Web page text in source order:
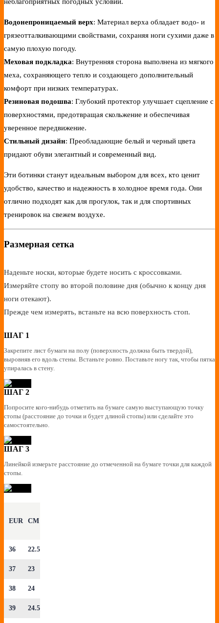
Водонепроницаемый верх: Материал верха обладает водо- и
грязеотталкивающими свойствами, сохраняя ноги сухими даже в
самую плохую погоду.
Меховая подкладка: Внутренняя сторона выполнена из мягкого
меха, сохраняющего тепло и создающего дополнительный
комфорт при низких температурах.
Резиновая подошва: Глубокий протектор улучшает сцепление с
поверхностями, предотвращая скольжение и обеспечивая
уверенное передвижение.
Стильный дизайн: Преобладающие белый и черный цвета
придают обуви элегантный и современный вид.
Эти ботинки станут идеальным выбором для всех, кто ценит
удобство, качество и надежность в холодное время года. Они
отлично подходят как для прогулок, так и для спортивных
тренировок на свежем воздухе.
Размерная сетка
Наденьте носки, которые будете носить с кроссовками.
Измеряйте стопу во второй половине дня (обычно к концу дня
ноги отекают).
Прежде чем измерять, встаньте на всю поверхность стоп.
ШАГ 1
Закрепите лист бумаги на полу (поверхность должна быть твердой),
выровняв его вдоль стены. Встаньте ровно. Поставьте ногу так, чтобы пятка
упиралась в стену.
EUR CM
36 22.5
37 23
38 24
39 24.5
ШАГ 2
Попросите кого-нибудь отметить на бумаге самую выступающую точку
стопы (расстояние до точки и будет длиной стопы) или сделайте это
самостоятельно.
ШАГ 3
Линейкой измерьте расстояние до отмеченной на бумаге точки для каждой
стопы.